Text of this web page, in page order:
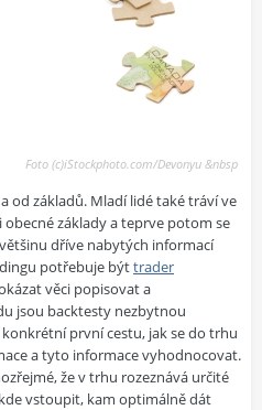
Foto (c)iStockphoto.com/Devonyu &nbsp
od základů. Mladí lidé také tráví ve
základy a teprve potom se
dříve nabytých informací
potřebuje býttrader
věci popisovat a
jsou backtesty nezbytnou
první cestu, jak se do trhu
a tyto informace vyhodnocovat.
že v trhu rozeznává určité
vstoupit, kam optimálně dát